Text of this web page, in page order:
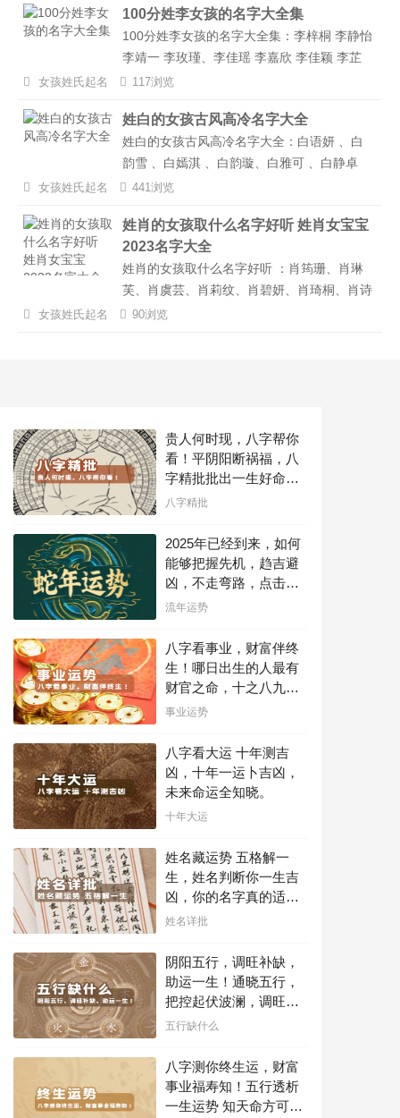
姝影 易美羿 易羽卿 易光妮 易羽漩 易欣妮 易
诗芮 易妍筱、易欣斐 易若美 易柠苒 易毓秋
易妍琳 易雅懿 易雪悠 易馨澜 易菱窈...
100分姓李女孩的名字大全集
100分姓李女孩的名字大全集：李梓桐 李静怡
李靖一 李玫瑾、李佳瑶 李嘉欣 李佳颖 李芷
溪、李一彤 李子璇 李子萱 李子沐、李慧珍
梦 李筱蕾、李倩一 李温婉 李希颜 李沐妍、
李语希 李芸熙 李欣然 李欣瑶、李心怡 李晨
曦 李沁桐 李子瑜...
女孩姓氏起名 117浏览
姓白的女孩古风高冷名字大全
姓白的女孩古风高冷名字大全：白语妍 、白
韵雪 、白嫣淇 、白韵璇、白雅可 、白静卓
、白灵琼 、白莉思、白静蓉 、白雯思 、白依
白滢兰、白雪洁 、白诗俪 、白琳芷 、白芷
汐、白芷丹 、白瑶宛 、白瑾兰 、白芷妍、白
珊绮 、白诗珊 、白彤菱 、白嘉雅...
女孩姓氏起名 441浏览
姓肖的女孩取什么名字好听 姓肖女宝宝
2023名字大全
姓肖的女孩取什么名字好听 ：肖筠珊、肖琳
芙、肖虞芸、肖莉纹、肖碧妍、肖琦桐、肖诗
倩、肖琳娜、肖绮江、肖微桐、肖莉芙、肖语
女孩姓氏起名 90浏览
贵人何时现，八字帮你
看！平阴阳断祸福，八
字精批批出一生好命
运！
八字精批
2025年已经到来，如何
能够把握先机，趋吉避
凶，不走弯路，点击此
处查看！
流年运势
八字看事业，财富伴终
生！哪日出生的人最有
财官之命，十之八九是
大官或富豪，解读您的
利困局！！
事业运势
八字看大运 十年测吉
凶，十年一运卜吉凶，
未来命运全知晓。
十年大运
姓名藏运势 五格解一
生，姓名判断你一生吉
凶，你的名字真的适合
你吗？
姓名详批
阴阳五行，调旺补缺，
助运一生！通晓五行，
把控起伏波澜，调旺补
缺，助运你的一生！
五行缺什么
八字测你终生运，财富
事业福寿知！五行透析
一生运势 知天命方可福